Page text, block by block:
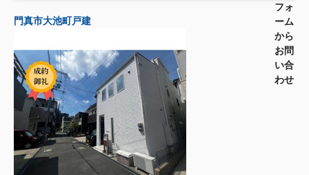
フォ
ーム
から
お問
い合
わせ
門真市大池町戸建